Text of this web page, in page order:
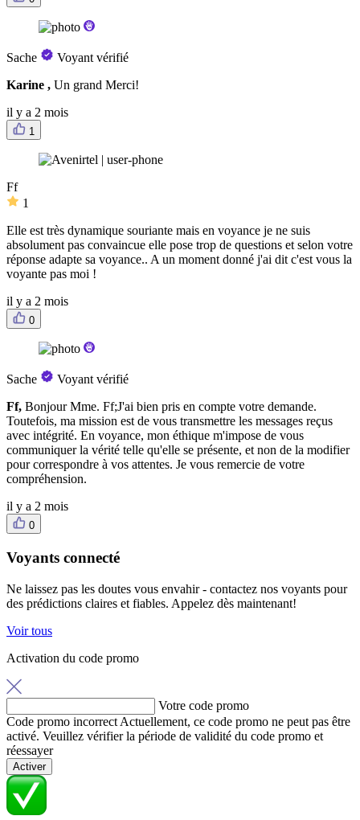
Sache
Voyant vérifié
Karine , Un grand Merci!
il y a 2 mois
1
Ff
1
Elle est très dynamique souriante mais en voyance je ne suis
absolument pas convaincue elle pose trop de questions et selon votre
réponse adapte sa voyance.. A un moment donné j'ai dit c'est vous la
voyante pas moi !
il y a 2 mois
0
Sache
Voyant vérifié
Ff, Bonjour Mme. Ff;J'ai bien pris en compte votre demande.
Toutefois, ma mission est de vous transmettre les messages reçus
avec intégrité. En voyance, mon éthique m'impose de vous
communiquer la vérité telle qu'elle se présente, et non de la modifier
pour correspondre à vos attentes. Je vous remercie de votre
compréhension.
il y a 2 mois
0
Voyants connecté
Ne laissez pas les doutes vous envahir - contactez nos voyants pour
des prédictions claires et fiables. Appelez dès maintenant!
Voir tous
Activation du code promo
Votre code promo
Code promo incorrect Actuellement, ce code promo ne peut pas être
activé. Veuillez vérifier la période de validité du code promo et
réessayer
Activer